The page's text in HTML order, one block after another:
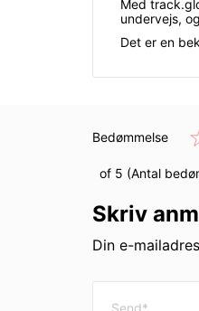
Med
undervejs,
Det er en
Bedømmelse
of 5 (Antal
Skriv
Din e-